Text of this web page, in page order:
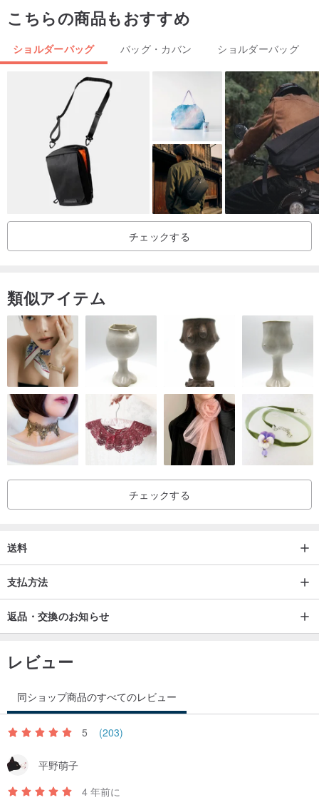
起源/製造方法
こちらの商品もおすすめ
ショルダーバッグ バッグ・カバン ショルダーバッグ
チェックする
類似アイテム
チェックする
送料
支払方法
返品・交換のお知らせ
レビュー
同ショップ商品のすべてのレビュー
5 (203)
平野萌子
4 年前に